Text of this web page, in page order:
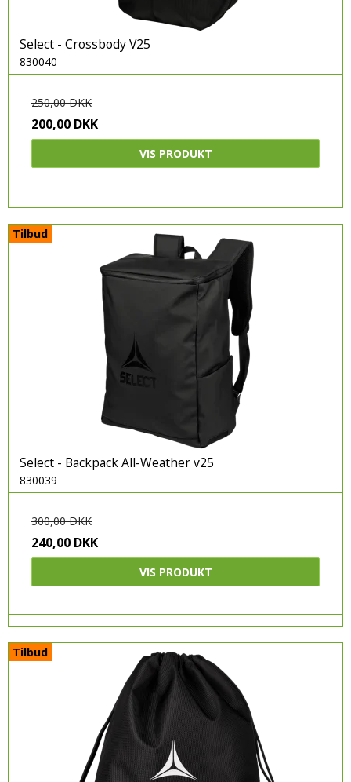
Select - Crossbody V25
830040
250,00 DKK
200,00 DKK
VIS PRODUKT
Tilbud
Select - Backpack All-Weather v25
830039
300,00 DKK
240,00 DKK
VIS PRODUKT
Tilbud